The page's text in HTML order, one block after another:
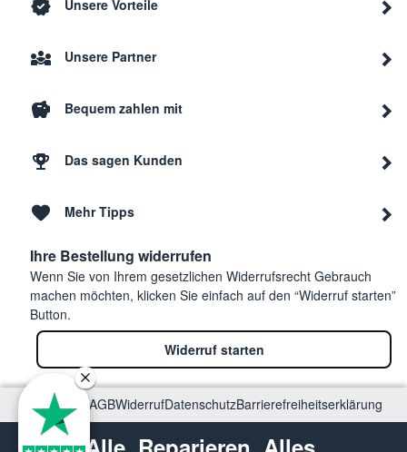
Unsere Vorteile
Unsere Partner
Bequem zahlen mit
Das sagen Kunden
Mehr Tipps
Ihre Bestellung widerrufen
Wenn Sie von Ihrem gesetzlichen Widerrufsrecht Gebrauch
machen möchten, klicken Sie einfach auf den “Widerruf starten”
Button.
Widerruf starten
ImpressumAGBWiderrufDatenschutzBarrierefreiheitserklärung